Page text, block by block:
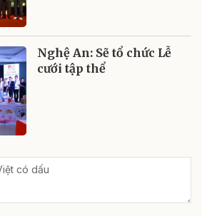
Nghệ An: Sẽ tổ chức Lễ
cưới tập thể